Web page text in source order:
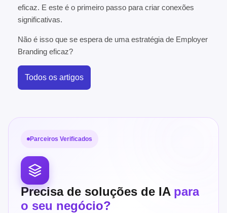
eficaz. E este é o primeiro passo para criar conexões
significativas.
Não é isso que se espera de uma estratégia de Employer
Branding eficaz?
Todos os artigos
Parceiros Verificados
Precisa de soluções de IA para
o seu negócio?